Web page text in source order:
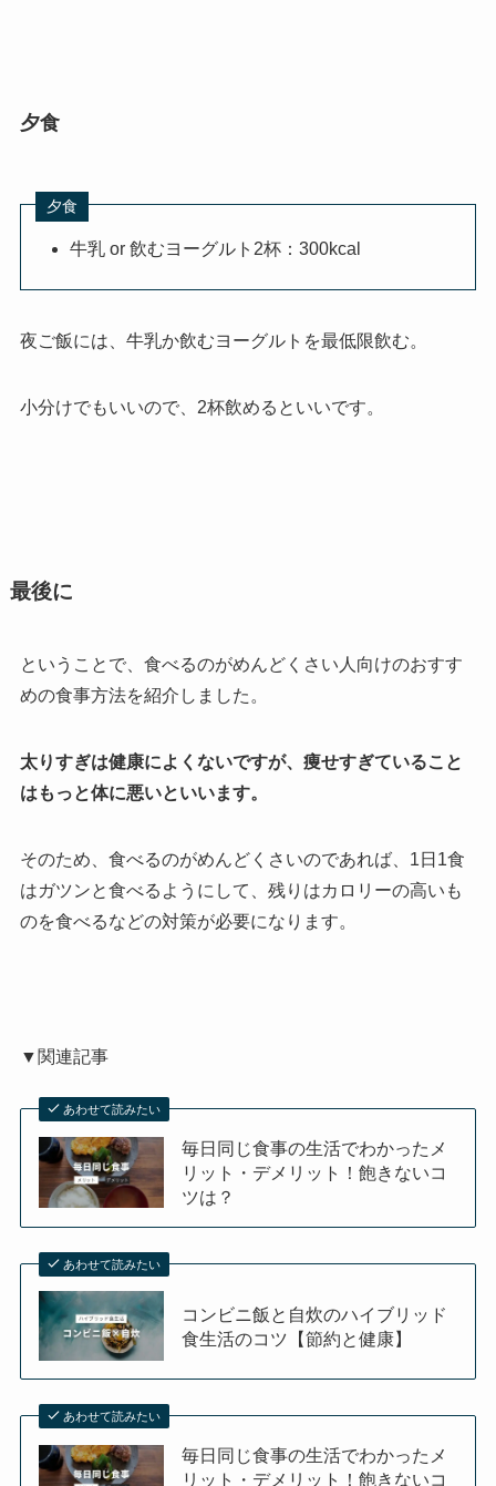
夕食
夕食
牛乳 or 飲むヨーグルト2杯：300kcal
夜ご飯には、牛乳か飲むヨーグルトを最低限飲む。
小分けでもいいので、2杯飲めるといいです。
最後に
ということで、食べるのがめんどくさい人向けのおすす
めの食事方法を紹介しました。
太りすぎは健康によくないですが、痩せすぎていること
はもっと体に悪いといいます。
そのため、食べるのがめんどくさいのであれば、1日1食
はガツンと食べるようにして、残りはカロリーの高いも
のを食べるなどの対策が必要になります。
▼関連記事
あわせて読みたい
毎日同じ食事の生活でわかったメ
リット・デメリット！飽きないコ
ツは？
あわせて読みたい
コンビニ飯と自炊のハイブリッド
食生活のコツ【節約と健康】
あわせて読みたい
毎日同じ食事の生活でわかったメ
リット・デメリット！飽きないコ